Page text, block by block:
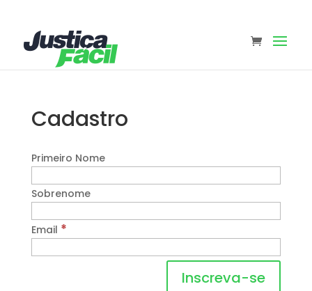
Cadastro
Primeiro Nome
Sobrenome
Email *